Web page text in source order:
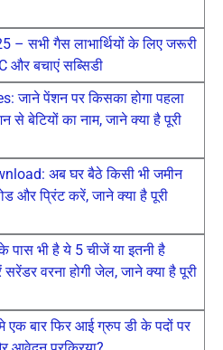
सभी गैस लाभार्थियों के लिए जरूरी
और बचाएं सब्सिडी
जाने पेंशन पर किसका होगा पहला
से बेटियों का नाम, जाने क्या है पूरी
अब घर बैठे किसी भी जमीन
और प्रिंट करें, जाने क्या है पूरी
भी है ये 5 चीजें या इतनी है
वरना होगी जेल, जाने क्या है पूरी
बार फिर आई ग्रुप डी के पदों पर